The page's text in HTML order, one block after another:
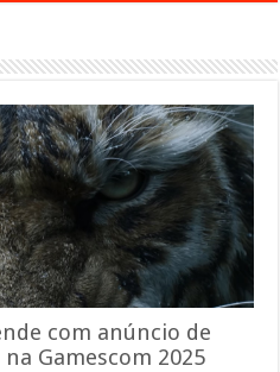
com anúncio de
Gamescom 2025